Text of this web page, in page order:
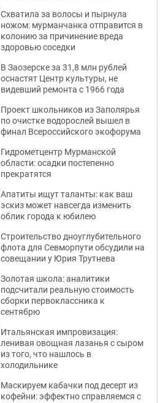
Схватила за волосы и пырнула
ножом: мурманчанка отправится в
колонию за причинение вреда
здоровью соседки
В Заозерске за 31,8 млн рублей
оснастят Центр культуры, не
видевший ремонта с 1966 года
Проект школьников из Заполярья
по очистке водорослей вышел в
финал Всероссийского экофорума
Гидрометцентр Мурманской
области: осадки постепенно
прекратятся
Апатиты ищут таланты: как ваш
эскиз может навсегда изменить
облик города к юбилею
Строительство дноуглубительного
флота для Севморпути обсудили на
совещании у Юрия Трутнева
Золотая школа: аналитики
подсчитали реальную стоимость
сборки первоклассника к
сентябрю
Итальянская импровизация:
ленивая овощная лазанья с сыром
из того, что нашлось в
холодильнике
Маскируем кабачки под десерт из
кофейни: эффектно справляемся с